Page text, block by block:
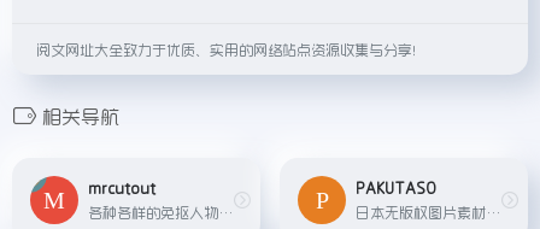
阅文网址大全致力于优质、实用的网络站点资源收集与分享！
相关导航
mrcutout
各种各样的免抠人物和配景素材
PAKUTASO
日本无版权图片素材网站，多个主题分类搜索，和前面介绍的欧美风不同，此网站更适合亚洲人的审美，能感受到日系浪漫和风采。